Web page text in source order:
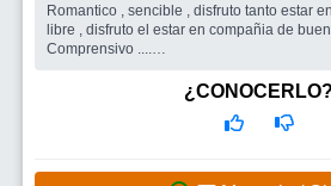
Romantico , sencible , disfruto tanto estar
libre , disfruto el estar en compañia de
Comprensivo ....
¿CONOCERLO?